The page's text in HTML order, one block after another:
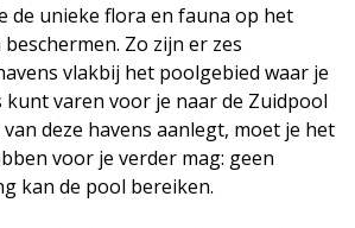
de unieke flora en fauna op het
Zo zijn er zes
vlakbij het poolgebied waar je
kunt varen voor je naar de Zuidpool
deze havens aanlegt, moet je het
voor je verder mag: geen
kan de pool bereiken.